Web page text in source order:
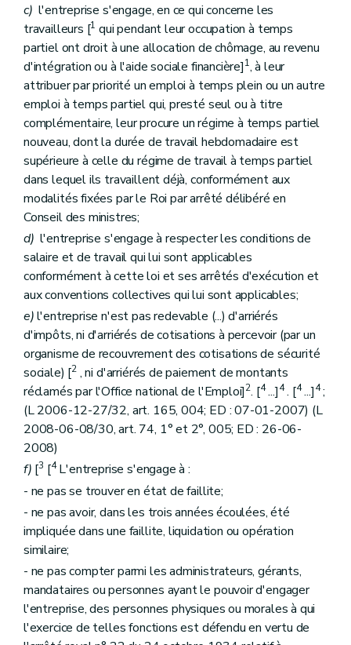
c) l'entreprise s'engage, en ce qui concerne les
travailleurs [1 qui pendant leur occupation à temps
partiel ont droit à une allocation de chômage, au revenu
d'intégration ou à l'aide sociale financière]1, à leur
attribuer par priorité un emploi à temps plein ou un autre
emploi à temps partiel qui, presté seul ou à titre
complémentaire, leur procure un régime à temps partiel
nouveau, dont la durée de travail hebdomadaire est
supérieure à celle du régime de travail à temps partiel
dans lequel ils travaillent déjà, conformément aux
modalités fixées par le Roi par arrêté délibéré en
Conseil des ministres;
d) l'entreprise s'engage à respecter les conditions de
salaire et de travail qui lui sont applicables
conformément à cette loi et ses arrêtés d'exécution et
aux conventions collectives qui lui sont applicables;
e)l'entreprise n'est pas redevable (...) d'arriérés
d'impôts, ni d'arriérés de cotisations à percevoir (par un
organisme de recouvrement des cotisations de sécurité
sociale) [2 , ni d'arriérés de paiement de montants
réclamés par l'Office national de l'Emploi]2. [4...]4. [4...]4;
(L 2006-12-27/32, art. 165, 004; ED : 07-01-2007) (L
2008-06-08/30, art. 74, 1° et 2°, 005; ED : 26-06-
2008)
f) [3 [4L'entreprise s'engage à :
- ne pas se trouver en état de faillite;
- ne pas avoir, dans les trois années écoulées, été
impliquée dans une faillite, liquidation ou opération
similaire;
- ne pas compter parmi les administrateurs, gérants,
mandataires ou personnes ayant le pouvoir d'engager
l'entreprise, des personnes physiques ou morales à qui
l'exercice de telles fonctions est défendu en vertu de